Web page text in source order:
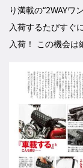
り満載の“2WAYワ
入荷するたびすぐ
入荷！ この機会は